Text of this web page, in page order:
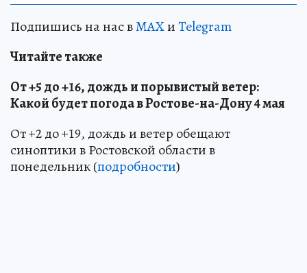
Подпишись на нас вMAXиTelegram
Читайте также
От +5 до +16, дождь и порывистый ветер:
Какой будет погода в Ростове-на-Дону 4 мая
От +2 до +19, дождь и ветер обещают
синоптики в Ростовской области в
понедельник (подробности)